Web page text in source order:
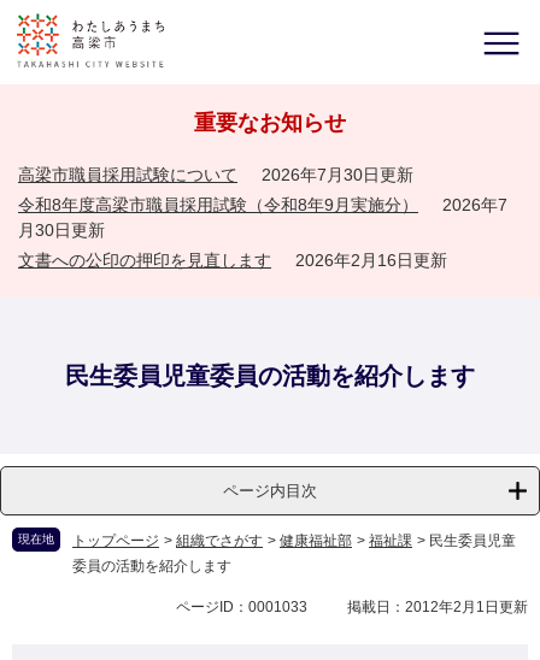
重要なお知らせ
高梁市職員採用試験について
2026年7月30日更新
令和8年度高梁市職員採用試験（令和8年9月実施分）
2026年7
月30日更新
文書への公印の押印を見直します
2026年2月16日更新
民生委員児童委員の活動を紹介します
ページ内目次
現在地 トップページ > 組織でさがす > 健康福祉部 > 福祉課 > 民生委員児童
委員の活動を紹介します
ページID：0001033 掲載日：2012年2月1日更新